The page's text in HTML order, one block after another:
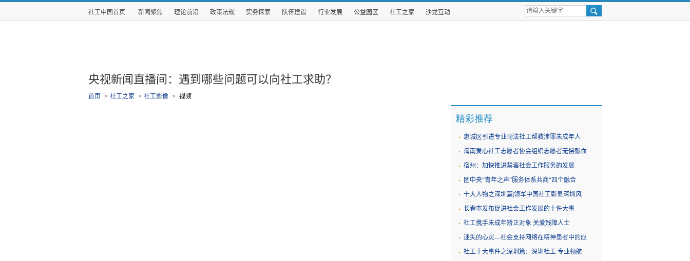
社工中国首页 新闻聚焦 理论前沿 政策法规 实务探索 队伍建设 行业发展 公益园区 社工之家 沙龙互动
央视新闻直播间：遇到哪些问题可以向社工求助？
首页 > 社工之家 > 社工影像 > 视频
精彩推荐
惠城区引进专业司法社工帮教涉罪未成年人
海南爱心社工志愿者协会组织志愿者无偿献血
宿州：加快推进禁毒社会工作服务的发展
团中央“青年之声”服务体系共商“四个融合
十大人物之深圳篇|领军中国社工彰显深圳风
长春市发布促进社会工作发展的十件大事
社工携手未成年矫正对象 关爱残障人士
迷失的心灵—社会支持网络在精神患者中的应
社工十大事件之深圳篇：深圳社工 专业领航